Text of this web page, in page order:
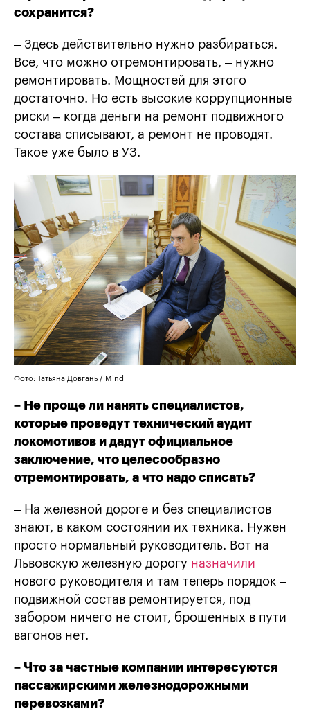
сохранится?
– Здесь действительно нужно разбираться.
Все, что можно отремонтировать, – нужно
ремонтировать. Мощностей для этого
достаточно. Но есть высокие коррупционные
риски – когда деньги на ремонт подвижного
состава списывают, а ремонт не проводят.
Такое уже было в УЗ.
Фото: Татьяна Довгань / Mind
– Не проще ли нанять специалистов,
которые проведут технический аудит
локомотивов и дадут официальное
заключение, что целесообразно
отремонтировать, а что надо списать?
– На железной дороге и без специалистов
знают, в каком состоянии их техника. Нужен
просто нормальный руководитель. Вот на
Львовскую железную дорогу назначили
нового руководителя и там теперь порядок –
подвижной состав ремонтируется, под
забором ничего не стоит, брошенных в пути
вагонов нет.
– Что за частные компании интересуются
пассажирскими железнодорожными
перевозками?